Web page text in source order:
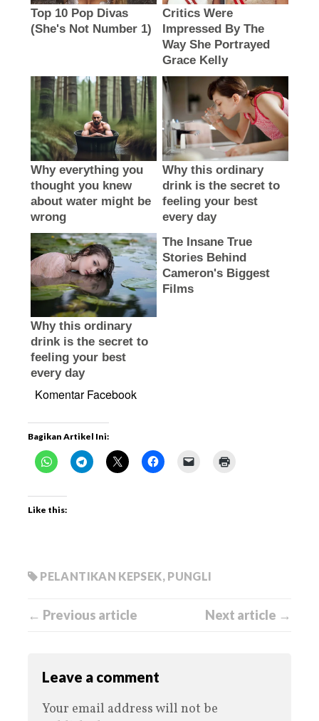
Komentar Facebook
Bagikan Artikel Ini:
Like this:
PELANTIKAN KEPSEK, PUNGLI
← Previous article Next article →
Leave a comment
Your email address will not be